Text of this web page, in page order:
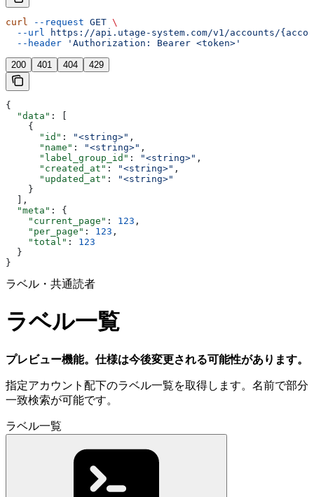
curl --request GET \
  --url
https://api.utage-system.com/v1/accounts/
  --header
'Authorization: Bearer <token>'
200 401 404 429
{
  "data"
: [
    {
      "id"
: "<string>" ,
      "name"
: "<string>" ,
      "label_group_id"
: "<string>" ,
      "created_at"
: "<string>" ,
      "updated_at"
:
"<string>"
    }
  ],
  "meta"
: {
    "current_page"
: 123 ,
    "per_page"
: 123 ,
    "total"
: 123
  }
}
ラベル・共通読者
ラベル一覧
プレビュー機能。仕様は今後変更される可能性があります。
指定アカウント配下のラベル一覧を取得します。名前で部分
一致検索が可能です。
ラベル一覧